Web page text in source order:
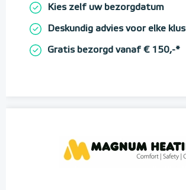
Kies zelf uw bezorgdatum
Deskundig advies voor elke klus
Gratis bezorgd vanaf € 150,-*